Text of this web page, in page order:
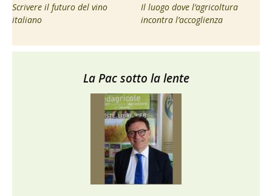
Scrivere il futuro del vino
italiano
Il luogo dove l’agricoltura
incontra l’accoglienza
La Pac sotto la lente